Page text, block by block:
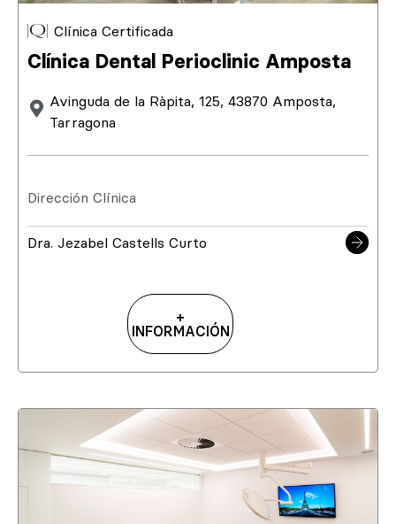
Clínica Certificada
Clínica Dental Perioclinic Amposta
Avinguda de la Ràpita, 125, 43870 Amposta,
Tarragona
Dirección Clínica
Dra. Jezabel Castells Curto
+
INFORMACIÓN